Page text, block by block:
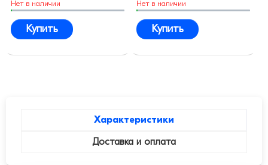
Нет в наличии
Купить
Нет в наличии
Купить
Характеристики
Доставка и оплата